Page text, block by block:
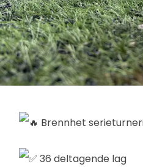
Brennhet
36 deltagende lag